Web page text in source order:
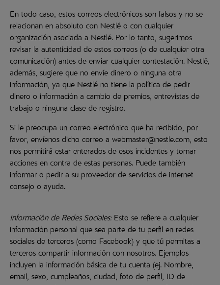
En todo caso, estos correos electrónicos son falsos y no se
relacionan en absoluto con Nestlé o con cualquier
organización asociada a Nestlé. Por lo tanto, sugerimos
revisar la autenticidad de estos correos (o de cualquier otra
comunicación) antes de enviar cualquier contestación. Nestlé,
además, sugiere que no envíe dinero o ninguna otra
información, ya que Nestlé no tiene la política de pedir
dinero o información a cambio de premios, entrevistas de
trabajo o ninguna clase de registro.
Si le preocupa un correo electrónico que ha recibido, por
favor, envíenos dicho correo a webmaster@nestle.com, esto
nos permitirá estar enterados de esos incidentes y tomar
acciones en contra de estas personas. Puede también
informar o pedir a su proveedor de servicios de internet
consejo o ayuda.
Información de Redes Sociales:Esto se refiere a cualquier
información personal que sea parte de tu perfil en redes
sociales de terceros (como Facebook) y que tú permitas a
terceros compartir información con nosotros. Ejemplos
incluyen la información básica de tu cuenta (ej. Nombre,
email, sexo, cumpleaños, ciudad, foto de perfil, ID de